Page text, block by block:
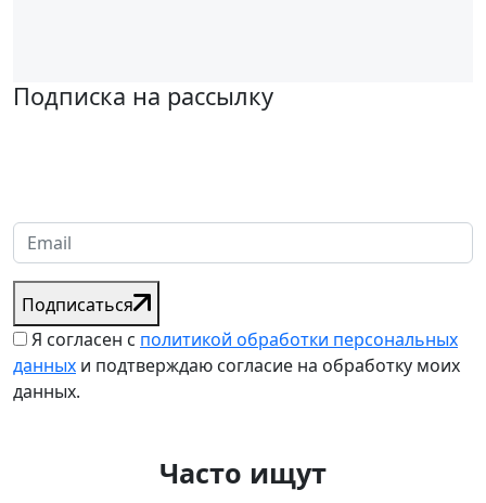
Подписка на рассылку
Подписаться
Я согласен с политикой обработки персональных
данных и подтверждаю согласие на обработку моих
данных.
Часто ищут